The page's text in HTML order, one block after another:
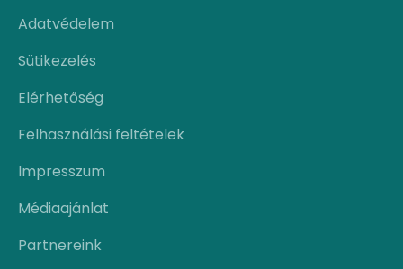
Adatvédelem
Sütikezelés
Elérhetőség
Felhasználási feltételek
Impresszum
Médiaajánlat
Partnereink